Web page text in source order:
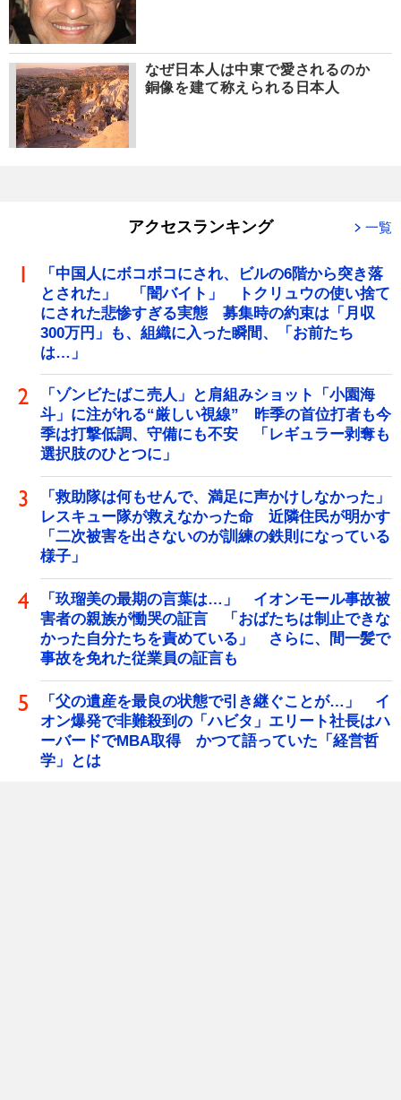
なぜ日本人は中東で愛されるのか
銅像を建て称えられる日本人
アクセスランキング 一覧
「中国人にボコボコにされ、ビルの6階から突き落
とされた」 「闇バイト」 トクリュウの使い捨て
にされた悲惨すぎる実態 募集時の約束は「月収
300万円」も、組織に入った瞬間、「お前たち
は…」
「ゾンビたばこ売人」と肩組みショット「小園海
斗」に注がれる“厳しい視線” 昨季の首位打者も今
季は打撃低調、守備にも不安 「レギュラー剥奪も
選択肢のひとつに」
「救助隊は何もせんで、満足に声かけしなかった」
レスキュー隊が救えなかった命 近隣住民が明かす
「二次被害を出さないのが訓練の鉄則になっている
様子」
「玖瑠美の最期の言葉は…」 イオンモール事故被
害者の親族が慟哭の証言 「おばたちは制止できな
かった自分たちを責めている」 さらに、間一髪で
事故を免れた従業員の証言も
「父の遺産を最良の状態で引き継ぐことが…」 イ
オン爆発で非難殺到の「ハビタ」エリート社長はハ
ーバードでMBA取得 かつて語っていた「経営哲
学」とは